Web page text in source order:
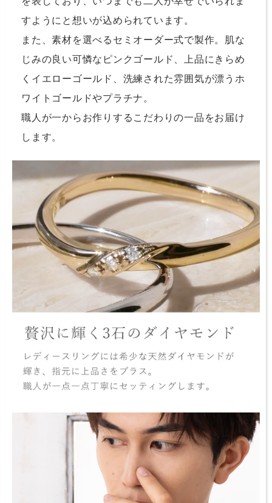
すようにと想いが込められています。
また、素材を選べるセミオーダー式で製作。肌な
じみの良い可憐なピンクゴールド、上品にきらめ
くイエローゴールド、洗練された雰囲気が漂うホ
ワイトゴールドやプラチナ。
職人が一からお作りするこだわりの一品をお届け
します。